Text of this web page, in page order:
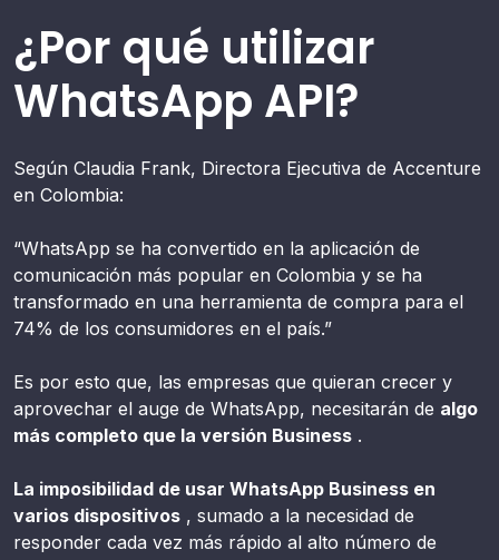
¿Por qué utilizar
WhatsApp API?
Según Claudia Frank, Directora Ejecutiva de Accenture
en Colombia:
“WhatsApp se ha convertido en la aplicación de
comunicación más popular en Colombia y se ha
transformado en una herramienta de compra para el
74% de los consumidores en el país.”
Es por esto que, las empresas que quieran crecer y
aprovechar el auge de WhatsApp, necesitarán de algo
más completo que la versión Business .
La imposibilidad de usar WhatsApp Business en
varios dispositivos , sumado a la necesidad de
responder cada vez más rápido al alto número de